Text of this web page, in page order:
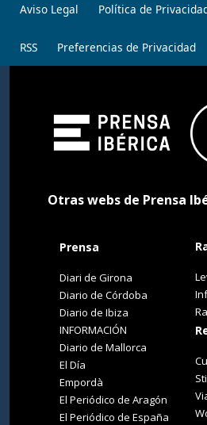
Aviso Legal Política de
RSS Preferencias de Privacidad
Otras webs de Prensa
Prensa
Diari de Girona
Diario de Córdoba
Diario de Ibiza
INFORMACIÓN
Diario de Mallorca
El Día
Empordà
El Periódico de Aragón
El Periódico de España